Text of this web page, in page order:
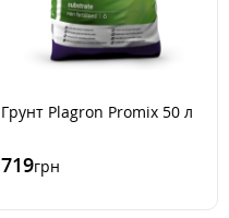
Грунт Plagron Promix 50 л
719грн